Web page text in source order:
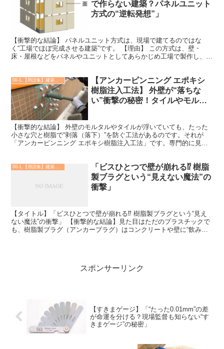
で作らない建築？パネルユニット
方式の“逆転発想”」
【衝撃的な結論】 パネルユニット方式は、現場で建てるのではな
く“工場でほぼ完成させる建築”です。 【理由】 この方式は、壁・
床・屋根などをパネルやユニットとしてあらかじめ工場で製作し、現
【アンカーピンニング エポキシ
樹脂注入工法】 外壁が“落ちな
い”衝撃の秘密！タイルやモルタ
【衝撃的な結論】 外壁のモルタルやタイルが浮いていても、たった
小さな穴と樹脂で“剥落（落下）”を防ぐ工法があるのです。それが
「アンカーピンニング エポキシ樹脂注入工法」です。専門的に見え
「ビスひとつで壁が崩れる⁉ 樹脂
製ブラグという“見えない魔法”の
衝撃」
【タイトル】「ビスひとつで壁が崩れる⁉ 樹脂製ブラグという“見え
ない魔法”の衝撃」 【衝撃的な結論】見た目はただのプラスチックで
も、樹脂製ブラグ（アンカープラグ）はコンクリートや壁に“飲み込
スポンサーリンク
【すきまゲージ】「“たった0.01mm”の差
が命運を分ける？現場監督も知らない“す
きまゲージ”の秘密」